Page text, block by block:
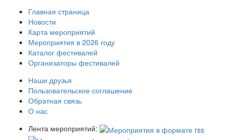
Главная страница
Новости
Карта мероприятий
Мероприятия в 2026 году
Каталог фестивалей
Организаторы фестивалей
Наши друзья
Пользовательское соглашение
Обратная связь
О нас
Лента мероприятий: